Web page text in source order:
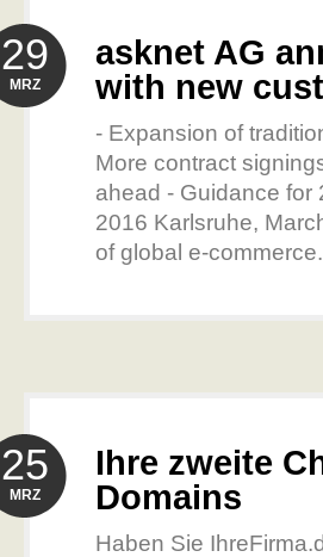
asknet AG
with new
29
MRZ
- Expansion of
More contract
ahead - Guidance for
2016 Karlsruhe,
of global e-
Ihre zweite
Domains
25
MRZ
Haben Sie